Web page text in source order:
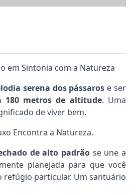
em Sintonia com a Natureza
serena dos pássaros e ser
180 metros de altitude. Uma
de viver bem.
Encontra a Natureza.
de alto padrãose une a
planejada para que você
refúgio particular. Um santuário